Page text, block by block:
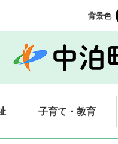
背景色
子育て・教育